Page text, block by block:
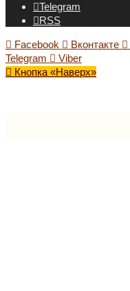
Telegram
RSS
Facebook Вконтакте
Telegram
Viber
Кнопка «Наверх»